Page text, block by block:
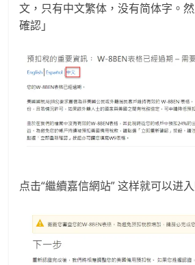
文，只有中文繁体，没有简体字。
確認」
点击“繼續嘉信網站” 这样就可以进